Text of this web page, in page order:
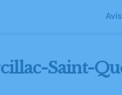
Saint-